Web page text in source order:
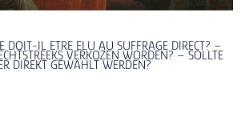
DOIT-IL ETRE ELU AU SUFFRAGE DIRECT? –
VERKOZEN WORDEN? – SOLLTE
DIREKT GEWÄHLT WERDEN?